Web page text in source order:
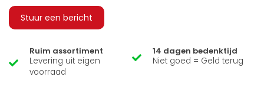
Stuur een bericht
Ruim assortiment
Levering uit eigen
voorraad
14 dagen bedenktijd
Niet goed = Geld terug